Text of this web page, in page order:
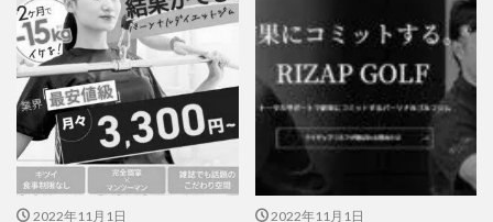
2022年11月1日
2022年11月1日